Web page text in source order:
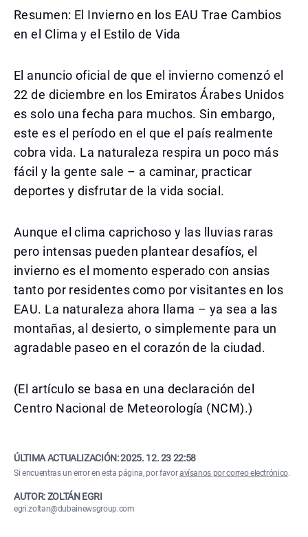
Resumen: El Invierno en los EAU Trae Cambios
en el Clima y el Estilo de Vida
El anuncio oficial de que el invierno comenzó el
22 de diciembre en los Emiratos Árabes Unidos
es solo una fecha para muchos. Sin embargo,
este es el período en el que el país realmente
cobra vida. La naturaleza respira un poco más
fácil y la gente sale – a caminar, practicar
deportes y disfrutar de la vida social.
Aunque el clima caprichoso y las lluvias raras
pero intensas pueden plantear desafíos, el
invierno es el momento esperado con ansias
tanto por residentes como por visitantes en los
EAU. La naturaleza ahora llama – ya sea a las
montañas, al desierto, o simplemente para un
agradable paseo en el corazón de la ciudad.
(El artículo se basa en una declaración del
Centro Nacional de Meteorología (NCM).)
ÚLTIMA ACTUALIZACIÓN:2025. 12. 23 22:58
Si encuentras un error en esta página, por favoravísanos por correo electrónico.
AUTOR: ZOLTÁN EGRI
egri.zoltan@dubainewsgroup.com